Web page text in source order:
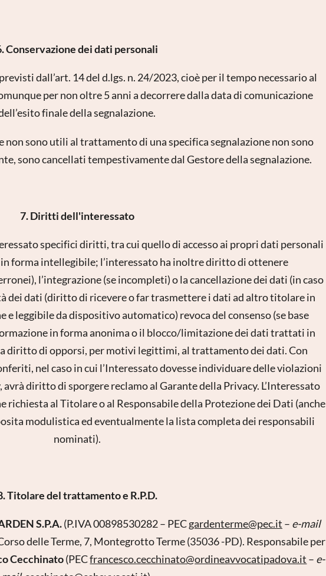
Conservazione dei dati personali
dall’art. 14 del d.lgs. n. 24/2023, cioè per il tempo necessario al
per non oltre 5 anni a decorrere dalla data di comunicazione
finale della segnalazione.
sono utili al trattamento di una specifica segnalazione non sono
sono cancellati tempestivamente dal Gestore della segnalazione.
7. Diritti dell'interessato
specifici diritti, tra cui quello di accesso ai propri dati personali
in forma intellegibile; l’interessato ha inoltre diritto di ottenere
l’integrazione (se incompleti) o la cancellazione dei dati (in caso
dati (diritto di ricevere o far trasmettere i dati ad altro titolare in
leggibile da dispositivo automatico) revoca del consenso (se base
in forma anonima o il blocco/limitazione dei dati trattati in
diritto di opporsi, per motivi legittimi, al trattamento dei dati. Con
nel caso in cui l’Interessato dovesse individuare delle violazioni
diritto di sporgere reclamo al Garante della Privacy. L’Interessato
al Titolare o al Responsabile della Protezione dei Dati (anche
modulistica ed eventualmente la lista completa dei responsabili
nominati).
Titolare del trattamento e R.P.D.
S.P.A.(P.IVA 00898530282 – PECgardenterme@pec.it – e-mail
delle Terme, 7, Montegrotto Terme (35036 -PD). Responsabile per
Cecchinato(PECfrancesco.cecchinato@ordineavvocatipadova.it – e-